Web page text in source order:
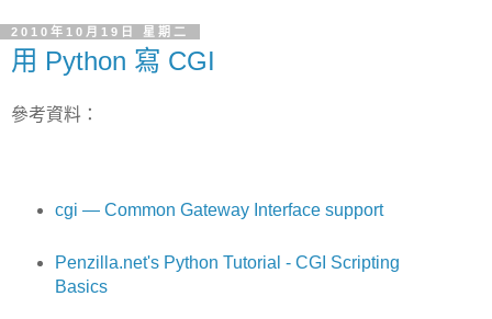
2010年10月19日 星期二
用 Python 寫 CGI
參考資料：
cgi — Common Gateway Interface support
Penzilla.net's Python Tutorial - CGI Scripting
Basics